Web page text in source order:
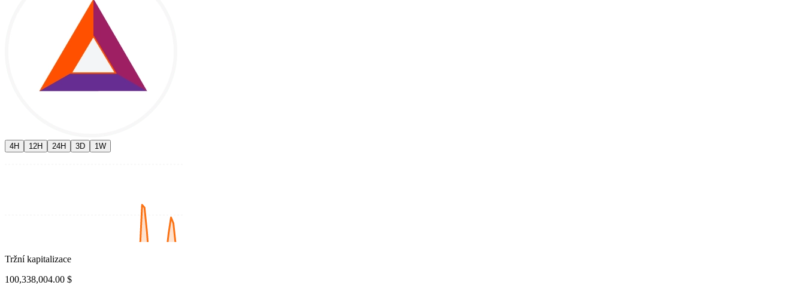
4H 12H 24H 3D 1W
Tržní kapitalizace
100,338,004.00 $